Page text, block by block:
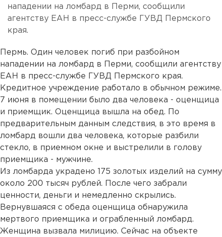
нападении на ломбард в Перми, сообщили
агентству ЕАН в пресс-службе ГУВД Пермского
края.
Пермь. Один человек погиб при разбойном
нападении на ломбард в Перми, сообщили агентству
ЕАН в пресс-службе ГУВД Пермского края.
Кредитное учреждение работало в обычном режиме.
7 июня в помещении было два человека - оценщица
и приемщик. Оценщица вышла на обед. По
предварительным данным следствия, в это время в
ломбард вошли два человека, которые разбили
стекло, в приемном окне и выстрелили в голову
приемщика - мужчине.
Из ломбарда украдено 175 золотых изделий на сумму
около 200 тысяч рублей. После чего забрали
ценности, деньги и немедленно скрылись.
Вернувшаяся с обеда оценщица обнаружила
мертвого приемщика и ограбленный ломбард.
Женщина вызвала милицию. Сейчас на объекте